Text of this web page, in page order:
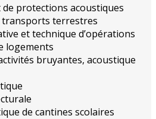
protections acoustiques
terrestres
et technique d’opérations
logements
bruyantes, acoustique
de cantines scolaires